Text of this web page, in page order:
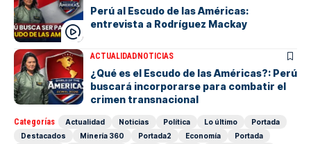
Perú al Escudo de las Américas:
entrevista a Rodríguez Mackay
ACTUALIDADNOTICIAS
¿Qué es el Escudo de las Américas?: Perú
buscará incorporarse para combatir el
crimen transnacional
Categorías Actualidad Noticias Política Lo último
Portada
Destacados
Minería 360 Portada2 Economía
Portada